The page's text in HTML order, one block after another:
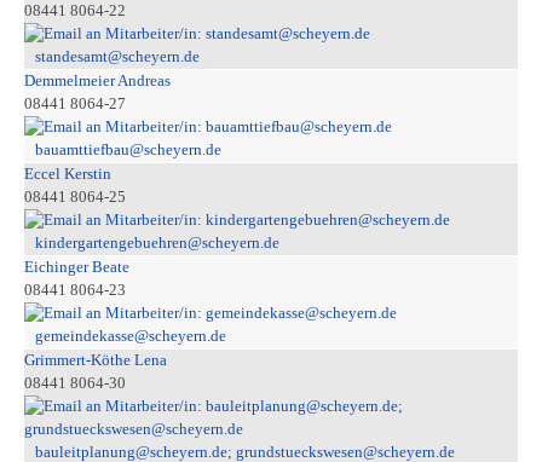
08441 8064-22
standesamt@scheyern.de
Demmelmeier Andreas
08441 8064-27
bauamttiefbau@scheyern.de
Eccel Kerstin
08441 8064-25
kindergartengebuehren@scheyern.de
Eichinger Beate
08441 8064-23
gemeindekasse@scheyern.de
Grimmert-Köthe Lena
08441 8064-30
bauleitplanung@scheyern.de; grundstueckswesen@scheyern.de